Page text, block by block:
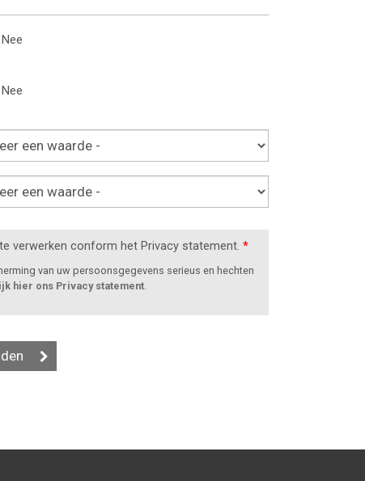
Nee
Nee
verwerken conform het Privacy statement. *
van uw persoonsgegevens serieus en hechten
hier ons Privacy statement